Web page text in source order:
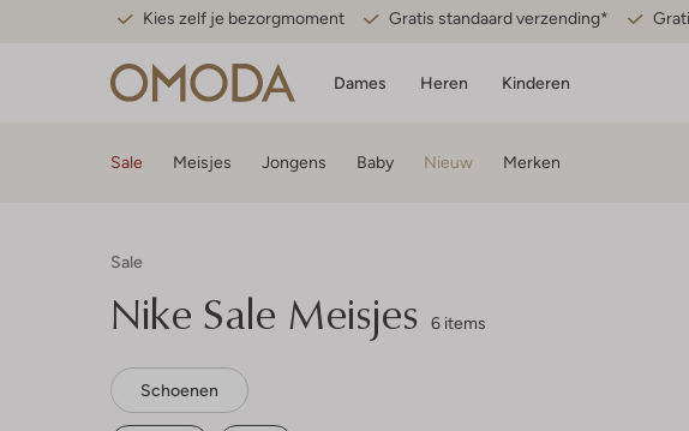
Kies zelf je bezorgmoment Gratis standaard verzending*
Dames Heren Kinderen
Sale Meisjes Jongens Baby Nieuw Merken
Sale
Nike Sale Meisjes 6 items
Schoenen